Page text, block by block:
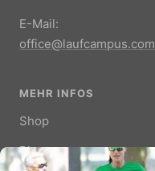
E-Mail:
office@laufcampus.com
MEHR INFOS
Shop
Blog